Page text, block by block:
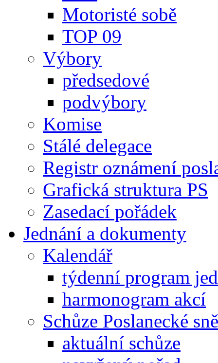
Motoristé sobě
TOP 09
Výbory
předsedové
podvýbory
Komise
Stálé delegace
Registr oznámení
Grafická struktura PS
Zasedací pořádek
Jednání a dokumenty
Kalendář
týdenní program
harmonogram akcí
Schůze Poslanecké
aktuální schůze